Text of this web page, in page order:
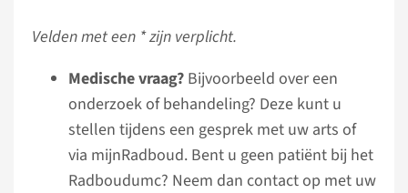
Velden met een * zijn verplicht.
Medische vraag? Bijvoorbeeld over een
onderzoek of behandeling? Deze kunt u
stellen tijdens een gesprek met uw arts of
via mijnRadboud. Bent u geen patiënt bij het
Radboudumc? Neem dan contact op met uw